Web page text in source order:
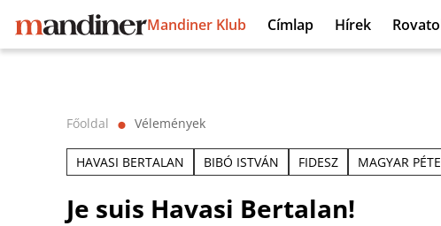
Mandiner Klub Címlap Hírek
Főoldal ⬤ Vélemények
HAVASI BERTALAN BIBÓ ISTVÁN FIDESZ MAGYAR
Je suis Havasi Bertalan!